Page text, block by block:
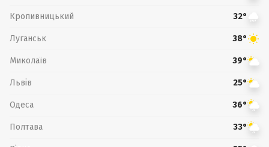
Кропивницький 32°
Луганськ 38°
Миколаїв 39°
Львів 25°
Одеса 36°
Полтава 33°